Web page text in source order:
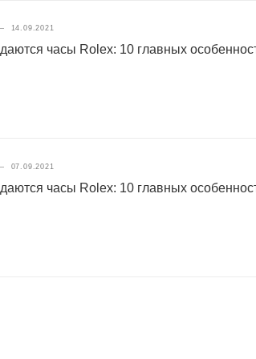
14.09.2021
часы Rolex: 10 главных
07.09.2021
часы Rolex: 10 главных